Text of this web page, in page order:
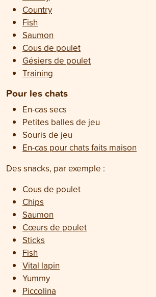
Country
Fish
Saumon
Cous de poulet
Gésiers de poulet
Training
Pour les chats
En-cas secs
Petites balles de jeu
Souris de jeu
En-cas pour chats faits maison
Des snacks, par exemple :
Cous de poulet
Chips
Saumon
Cœurs de poulet
Sticks
Fish
Vital lapin
Yummy
Piccolina